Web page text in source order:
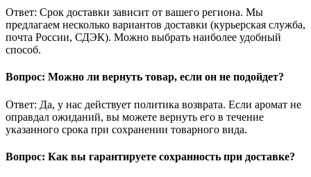
Ответ: Срок доставки зависит от вашего региона. Мы
предлагаем несколько вариантов доставки (курьерская служба,
почта России, СДЭК). Можно выбрать наиболее удобный
способ.
Вопрос: Можно ли вернуть товар, если он не подойдет?
Ответ: Да, у нас действует политика возврата. Если аромат не
оправдал ожиданий, вы можете вернуть его в течение
указанного срока при сохранении товарного вида.
Вопрос: Как вы гарантируете сохранность при доставке?